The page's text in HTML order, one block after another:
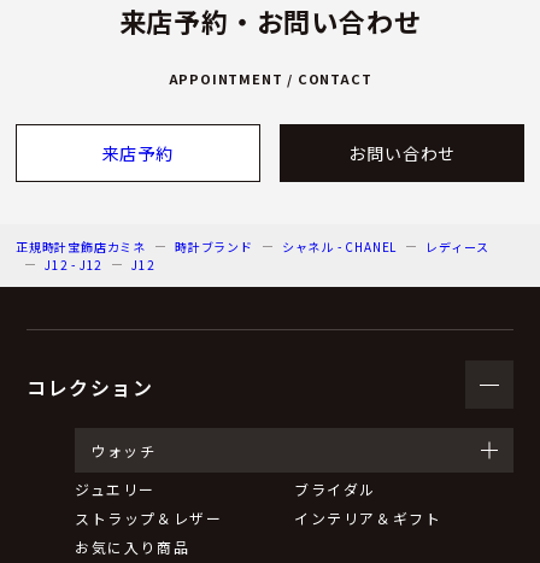
来店予約・お問い合わせ
APPOINTMENT / CONTACT
来店予約 お問い合わせ
正規時計宝飾店カミネ 時計ブランド シャネル - CHANEL
レディース
J12 - J12
J12
コレクション
ウォッチ
ジュエリー
ブライダル
ストラップ＆レザー
インテリア＆ギフト
お気に入り商品